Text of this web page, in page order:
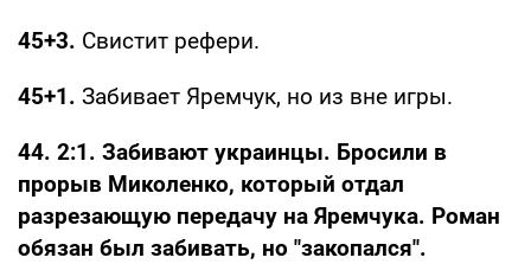
45+3. Свистит рефери.
45+1. Забивает Яремчук, но из вне игры.
44. 2:1. Забивают украинцы. Бросили в
прорыв Миколенко, который отдал
разрезающую передачу на Яремчука. Роман
обязан был забивать, но "закопался".